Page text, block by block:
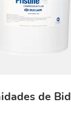
de